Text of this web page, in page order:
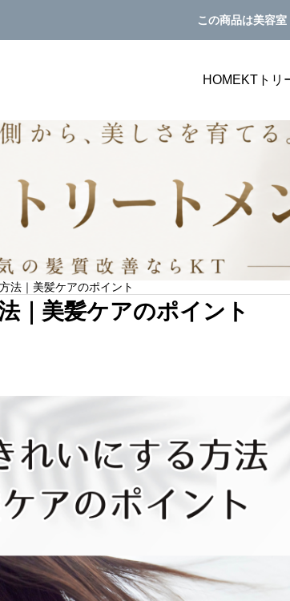
この商品は美容
HOMEKTトリ
ュ
美容室単価アップ
美容室の客単価アップにつながるメニュー表
の作り方｜選ばれる見せ方を解説
テキスト。 サン
法｜美髪ケアのポイント
｜美髪ケアのポイント